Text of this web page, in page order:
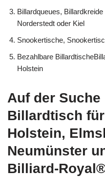
Billardqueues,
Norderstedt oder Kiel
Snookertische,
Bezahlbare
Holstein
Auf der Suche
Billardtisch
Holstein,
Neumünster
Billiard-